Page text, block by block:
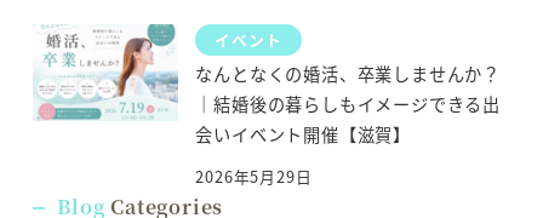
イベント
なんとなくの婚活、卒業しませんか？
｜結婚後の暮らしもイメージできる出
会いイベント開催【滋賀】
2026年5月29日
Blog Categories